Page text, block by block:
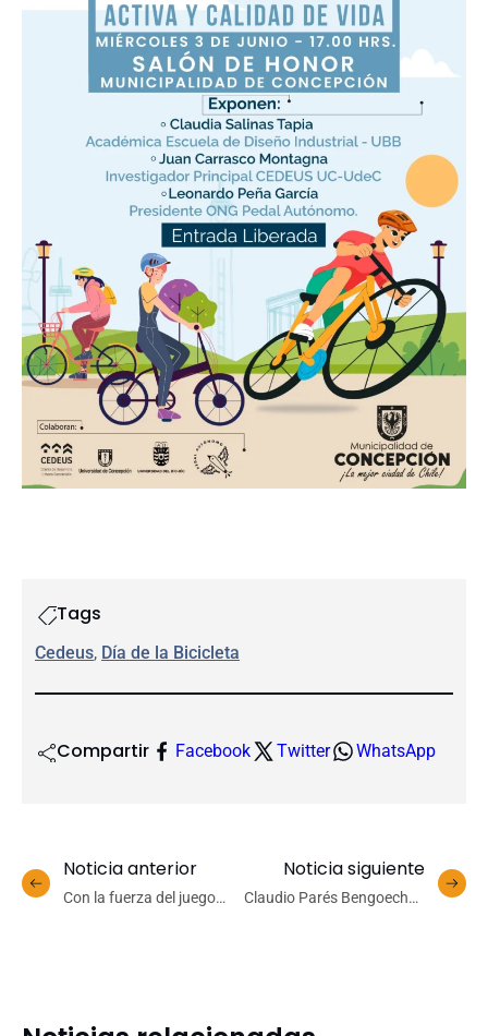
Tags
Cedeus, Día de la Bicicleta
Compartir Facebook Twitter WhatsApp
Noticia anterior
Con la fuerza del juego
Noticia siguiente
Claudio Parés Bengoechea